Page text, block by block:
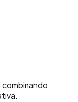
combinando